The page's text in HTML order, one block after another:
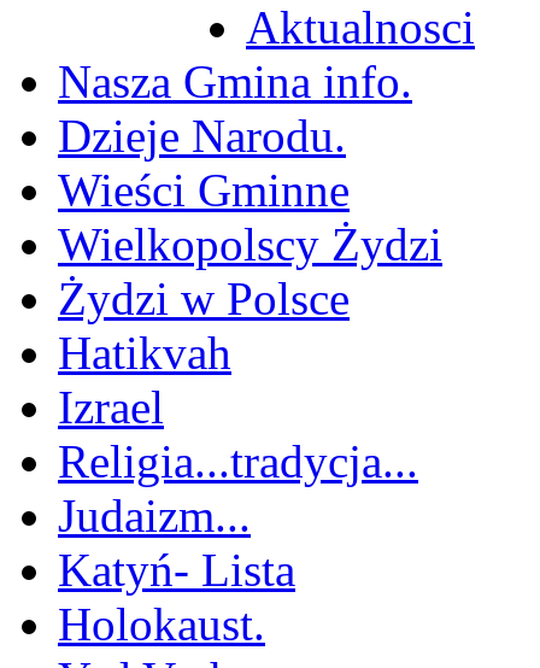
Aktualnosci
Nasza Gmina info.
Dzieje Narodu.
Wieści Gminne
Wielkopolscy Żydzi
Żydzi w Polsce
Hatikvah
Izrael
Religia...tradycja...
Judaizm...
Katyń- Lista
Holokaust.